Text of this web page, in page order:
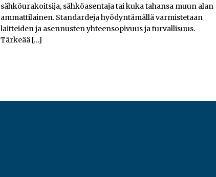
sähköurakoitsija, sähköasentaja tai kuka tahansa muun alan
ammattilainen. Standardeja hyödyntämällä varmistetaan
laitteiden ja asennusten yhteensopivuus ja turvallisuus.
Tärkeää […]